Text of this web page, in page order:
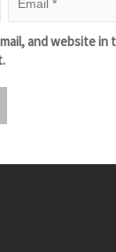
and website